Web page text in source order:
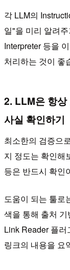
각 LLM의
일"을 미리 알려
Interpreter 등을
처리하는 것이 좋
2. LLM은 항상
사실 확인하기
최소한의 검증으
지 정도는 확인해
등은 반드시 확인
도움이 되는 툴로
색을 통해 출처
Link Reader 플
링크의 내용을 요